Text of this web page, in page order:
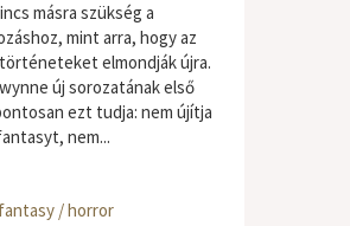
másra szükség a
mint arra, hogy az
elmondják újra.
új sorozatának első
ezt tudja: nem újítja
nem...
/ horror